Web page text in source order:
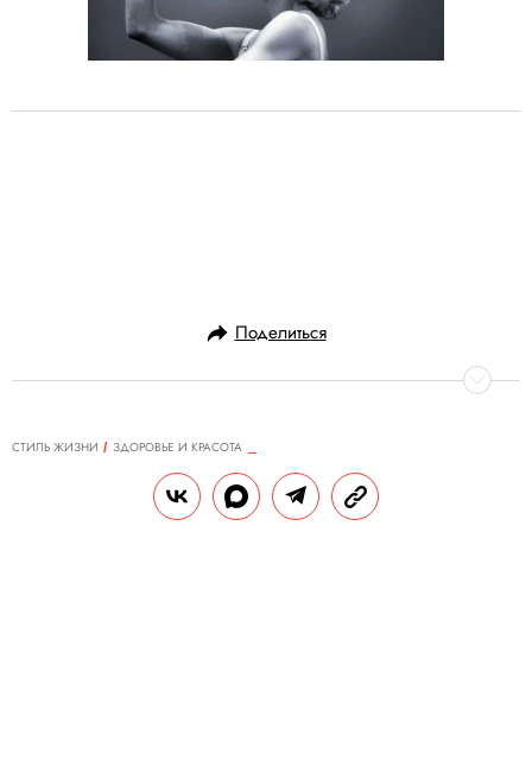
Поделиться
СТИЛЬ ЖИЗНИ
ЗДОРОВЬЕ И КРАСОТА
Вопрос психологу: как пережить